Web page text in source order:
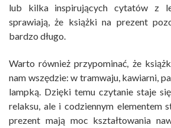
lub kilka inspirujących cytatów z
sprawiają, że książki na prezent
bardzo długo.
Warto również przypominać, że
nam wszędzie: w tramwaju, kawiarni,
lampką. Dzięki temu czytanie staje
relaksu, ale i codziennym elementem
prezent mają moc kształtowania